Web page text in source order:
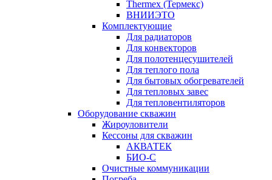
Thermex (Термекс)
ВНИИЭТО
Комплектующие
Для радиаторов
Для конвекторов
Для полотенцесушителей
Для теплого пола
Для бытовых обогревателей
Для тепловых завес
Для тепловентиляторов
Оборудование скважин
Жироуловители
Кессоны для скважин
АКВАТЕК
БИО-С
Очистные коммуникации